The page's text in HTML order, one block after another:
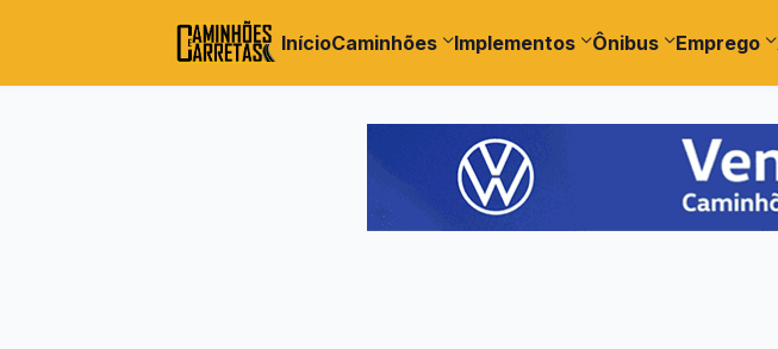
InícioCaminhões Implementos Ônibus Emprego